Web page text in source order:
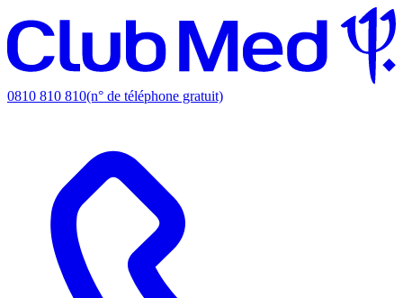
0810 810 810(n° de téléphone gratuit)